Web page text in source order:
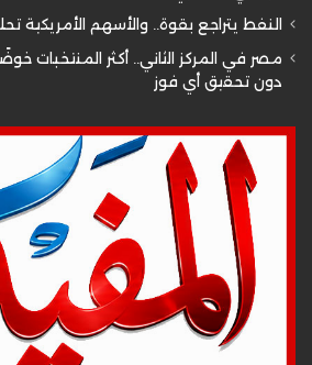
النفط يتراجع بقوة.. والأسهم الأمريكية
مصر في المركز الثاني.. أكثر المنتخبات
دون تحقيق أي فوز